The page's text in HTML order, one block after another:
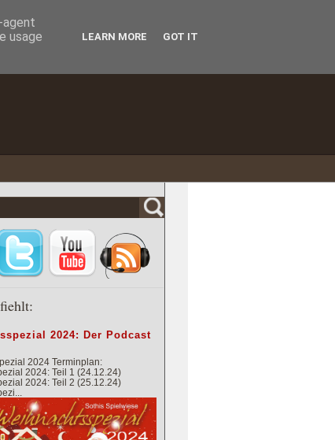
2024: Der Podcast
2024 Terminplan:
2024: Teil 1 (24.12.24)
2024: Teil 2 (25.12.24)
agent
usage
LEARN MORE GOT IT